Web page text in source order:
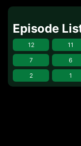
Episode
12 11
7 6
2 1